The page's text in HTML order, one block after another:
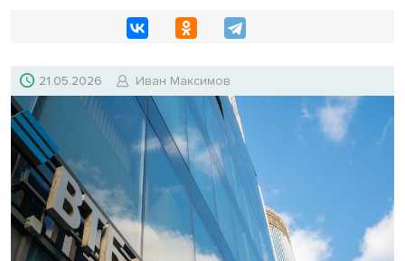
21.05.2026 Иван Максимов